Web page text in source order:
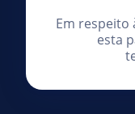
Em respeito
esta